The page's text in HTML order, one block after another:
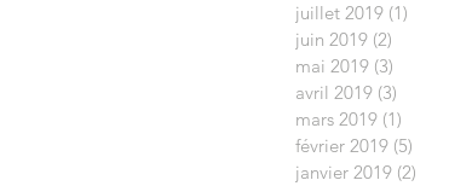
juillet 2019 (1)
juin 2019 (2)
mai 2019 (3)
avril 2019 (3)
mars 2019 (1)
février 2019 (5)
janvier 2019 (2)